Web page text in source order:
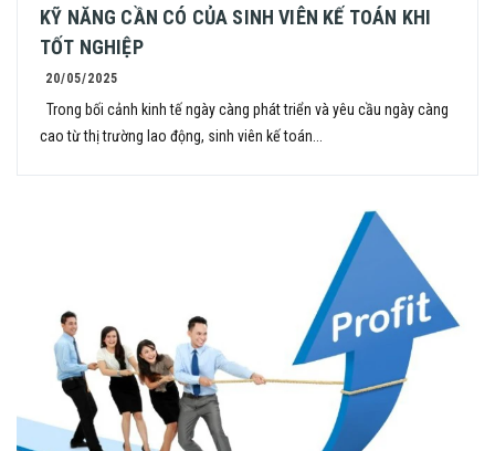
KỸ NĂNG CẦN CÓ CỦA SINH VIÊN KẾ TOÁN KHI
TỐT NGHIỆP
20/05/2025
Trong bối cảnh kinh tế ngày càng phát triển và yêu cầu ngày càng
cao từ thị trường lao động, sinh viên kế toán...